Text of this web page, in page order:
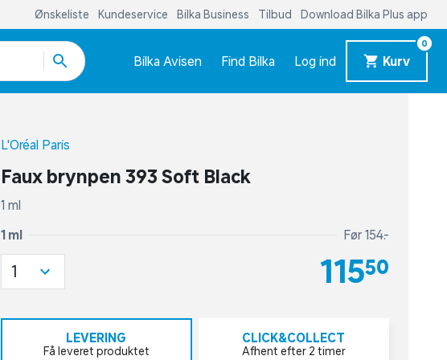
Ønskeliste Kundeservice Bilka Business Tilbud Download Bilka Plus app
Bilka Avisen Find Bilka Log ind Kurv
0
L'Oréal Paris
Faux brynpen 393 Soft Black
1 ml
1 ml Før 154,-
115,50
1
LEVERING
Få leveret produktet
CLICK&COLLECT
Afhent efter 2 timer